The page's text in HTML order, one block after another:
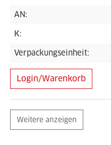
AN:
K:
Verpackungseinheit:
Login/Warenkorb
Weitere anzeigen